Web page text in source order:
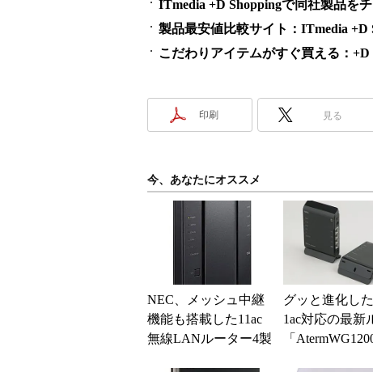
ITmedia +D Shoppingで同社製品を
製品最安値比較サイト：ITmedia +D
こだわりアイテムがすぐ買える：+D
印刷 見る
今、あなたにオススメ
NEC、メッシュ中継
機能も搭載した11ac
無線LANルーター4製
グッと進化した
1ac対応の最新
「